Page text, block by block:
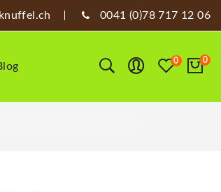
0041 (0)78 717 12 06
0 0